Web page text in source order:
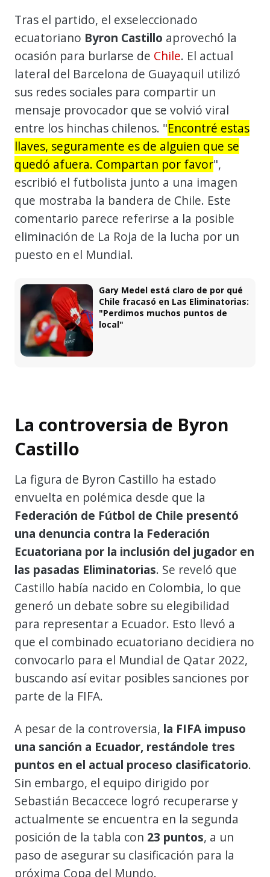
Tras el partido, el exseleccionado
ecuatoriano Byron Castillo aprovechó la
ocasión para burlarse de Chile. El actual
lateral del Barcelona de Guayaquil utilizó
sus redes sociales para compartir un
mensaje provocador que se volvió viral
entre los hinchas chilenos. "Encontré estas
llaves, seguramente es de alguien que se
quedó afuera. Compartan por favor",
escribió el futbolista junto a una imagen
que mostraba la bandera de Chile. Este
comentario parece referirse a la posible
eliminación de La Roja de la lucha por un
puesto en el Mundial.
Gary Medel está claro de por qué
Chile fracasó en Las Eliminatorias:
"Perdimos muchos puntos de
local"
La controversia de Byron
Castillo
La figura de Byron Castillo ha estado
envuelta en polémica desde que la
Federación de Fútbol de Chile presentó
una denuncia contra la Federación
Ecuatoriana por la inclusión del jugador en
las pasadas Eliminatorias. Se reveló que
Castillo había nacido en Colombia, lo que
generó un debate sobre su elegibilidad
para representar a Ecuador. Esto llevó a
que el combinado ecuatoriano decidiera no
convocarlo para el Mundial de Qatar 2022,
buscando así evitar posibles sanciones por
parte de la FIFA.
A pesar de la controversia, la FIFA impuso
una sanción a Ecuador, restándole tres
puntos en el actual proceso clasificatorio.
Sin embargo, el equipo dirigido por
Sebastián Becaccece logró recuperarse y
actualmente se encuentra en la segunda
posición de la tabla con 23 puntos, a un
paso de asegurar su clasificación para la
próxima Copa del Mundo.